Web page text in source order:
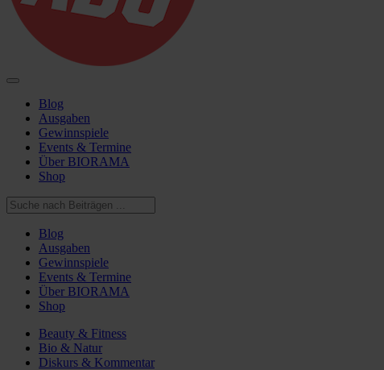
Blog
Ausgaben
Gewinnspiele
Events & Termine
Über BIORAMA
Shop
Blog
Ausgaben
Gewinnspiele
Events & Termine
Über BIORAMA
Shop
Beauty & Fitness
Bio & Natur
Diskurs & Kommentar